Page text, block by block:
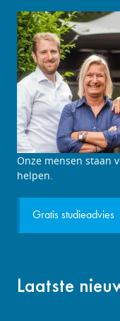
Studieadviesgesprek
aanvragen
Onze mensen staan
helpen.
Gratis studieadvies
Laatste